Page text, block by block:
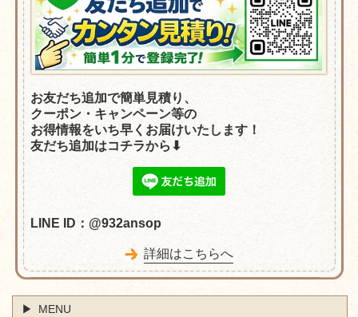
お友だち追加で簡単見積り、
クーポン・ キャンペーン等の
お得情報をいち早くお届けいたします！
友だち追加はコチラから⬇︎
LINE ID：@932ansop
詳細はこちらへ
MENU